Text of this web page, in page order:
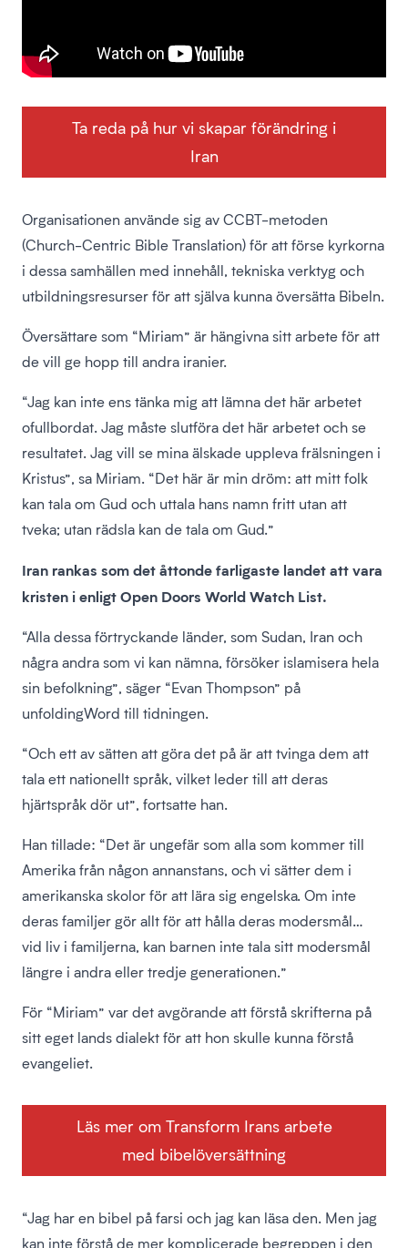
Ta reda på hur vi skapar förändring i
Iran
Organisationen använde sig av CCBT-metoden
(Church-Centric Bible Translation) för att förse kyrkorna
i dessa samhällen med innehåll, tekniska verktyg och
utbildningsresurser för att själva kunna översätta Bibeln.
Översättare som “Miriam” är hängivna sitt arbete för att
de vill ge hopp till andra iranier.
“Jag kan inte ens tänka mig att lämna det här arbetet
ofullbordat. Jag måste slutföra det här arbetet och se
resultatet. Jag vill se mina älskade uppleva frälsningen i
Kristus”, sa Miriam. “Det här är min dröm: att mitt folk
kan tala om Gud och uttala hans namn fritt utan att
tveka; utan rädsla kan de tala om Gud.”
Iran rankas som det åttonde farligaste landet att vara
kristen i enligt Open Doors World Watch List.
“Alla dessa förtryckande länder, som Sudan, Iran och
några andra som vi kan nämna, försöker islamisera hela
sin befolkning”, säger “Evan Thompson” på
unfoldingWord till tidningen.
“Och ett av sätten att göra det på är att tvinga dem att
tala ett nationellt språk, vilket leder till att deras
hjärtspråk dör ut”, fortsatte han.
Han tillade: “Det är ungefär som alla som kommer till
Amerika från någon annanstans, och vi sätter dem i
amerikanska skolor för att lära sig engelska. Om inte
deras familjer gör allt för att hålla deras modersmål…
vid liv i familjerna, kan barnen inte tala sitt modersmål
längre i andra eller tredje generationen.”
För “Miriam” var det avgörande att förstå skrifterna på
sitt eget lands dialekt för att hon skulle kunna förstå
evangeliet.
Läs mer om Transform Irans arbete
med bibelöversättning
“Jag har en bibel på farsi och jag kan läsa den. Men jag
kan inte förstå de mer komplicerade begreppen i den